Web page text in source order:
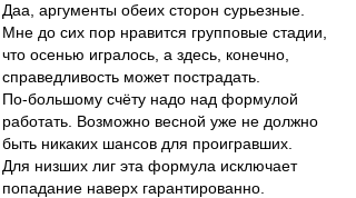
Даа, аргументы обеих сторон сурьезные.
Мне до сих пор нравится групповые стадии,
что осенью игралось, а здесь, конечно,
справедливость может пострадать.
По-большому счёту надо над формулой
работать. Возможно весной уже не должно
быть никаких шансов для проигравших.
Для низших лиг эта формула исключает
попадание наверх гарантированно.